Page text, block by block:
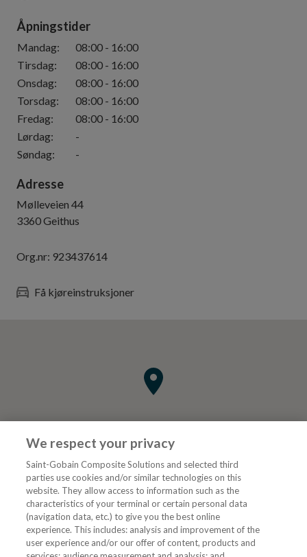
Åpningstider
Mandag: 08:00 - 16:00
Tirsdag: 08:00 - 16:00
Onsdag: 08:00 - 16:00
Torsdag: 08:00 - 16:00
Fredag: 08:00 - 16:00
Lørdag:
-
Søndag: -
Adresse
Mølleveien 44
3360Geithus
Org.nr: 923437614
Få kjøreinstruksjoner
Tjenester
We respect your privacy
Saint-Gobain Composite Solutions and selected third
parties use cookies and/or similar technologies on this
website. They allow access to information such as the
characteristics of your terminal or certain personal data
(navigation data, etc.) to give you the best online
experience. This includes: analysis and improvement of the
user experience and/or our offer of content, products and